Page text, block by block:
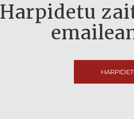
Harpidetu